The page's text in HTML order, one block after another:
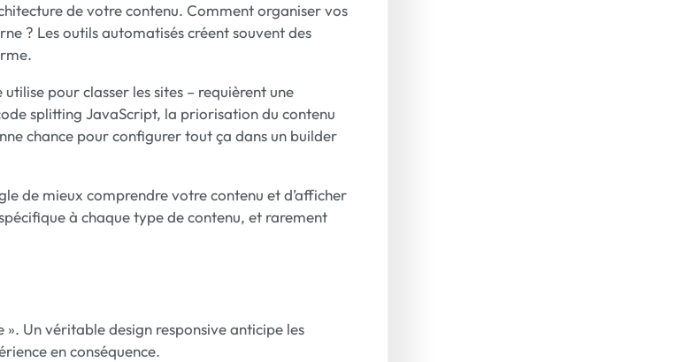
de votre contenu. Comment organiser vos
? Les outils automatisés créent souvent des
pour classer les sites – requièrent une
splitting JavaScript, la priorisation du contenu
chance pour configurer tout ça dans un builder
de mieux comprendre votre contenu et d’afficher
à chaque type de contenu, et rarement
». Un véritable design responsive anticipe les
en conséquence.